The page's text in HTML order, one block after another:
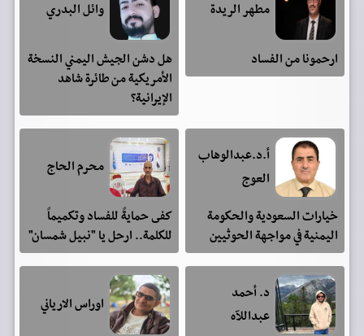
مطهر الريدة
ارحمونا من الفساد
وائل البدري
هل دشن الجيش اليمني النسخة
الأمريكية من طائرة شاهد
الإيرانية؟
أ.د.عبدالوهاب
العوج
خيارات السعودية والحكومة
اليمنية في مواجهة الحوثيين
محرم الحاج
كفى حمايةً للفساد وتكميماً
للكلمة.. ارحل يا "نبيل شمسان"
د. أحمد
عبداللآه
اوراس الارياني